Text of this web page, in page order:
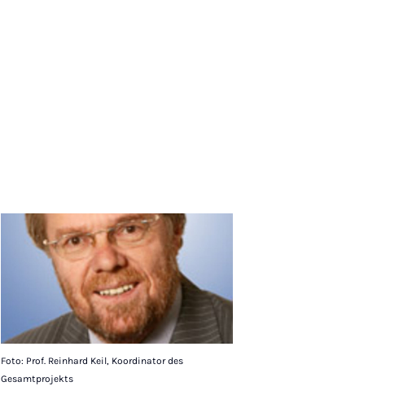
Foto: Prof. Reinhard Keil, Koordinator des
Gesamtprojekts